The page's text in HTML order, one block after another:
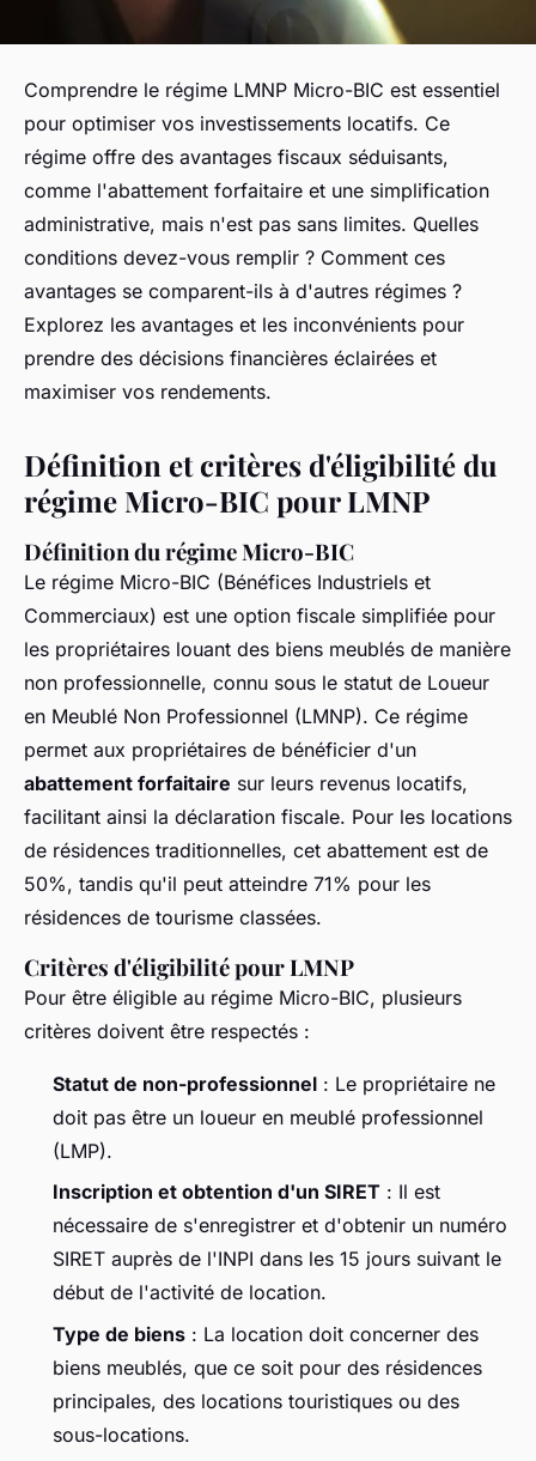
Comprendre le régime LMNP Micro-BIC est essentiel
pour optimiser vos investissements locatifs. Ce
régime offre des avantages fiscaux séduisants,
comme l'abattement forfaitaire et une simplification
administrative, mais n'est pas sans limites. Quelles
conditions devez-vous remplir ? Comment ces
avantages se comparent-ils à d'autres régimes ?
Explorez les avantages et les inconvénients pour
prendre des décisions financières éclairées et
maximiser vos rendements.
Définition et critères d'éligibilité du
régime Micro-BIC pour LMNP
Définition du régime Micro-BIC
Le régime Micro-BIC (Bénéfices Industriels et
Commerciaux) est une option fiscale simplifiée pour
les propriétaires louant des biens meublés de manière
non professionnelle, connu sous le statut de Loueur
en Meublé Non Professionnel (LMNP). Ce régime
permet aux propriétaires de bénéficier d'un
abattement forfaitaire sur leurs revenus locatifs,
facilitant ainsi la déclaration fiscale. Pour les locations
de résidences traditionnelles, cet abattement est de
50%, tandis qu'il peut atteindre 71% pour les
résidences de tourisme classées.
Critères d'éligibilité pour LMNP
Pour être éligible au régime Micro-BIC, plusieurs
critères doivent être respectés :
Statut de non-professionnel : Le propriétaire ne
doit pas être un loueur en meublé professionnel
(LMP).
Inscription et obtention d'un SIRET : Il est
nécessaire de s'enregistrer et d'obtenir un numéro
SIRET auprès de l'INPI dans les 15 jours suivant le
début de l'activité de location.
Type de biens : La location doit concerner des
biens meublés, que ce soit pour des résidences
principales, des locations touristiques ou des
sous-locations.